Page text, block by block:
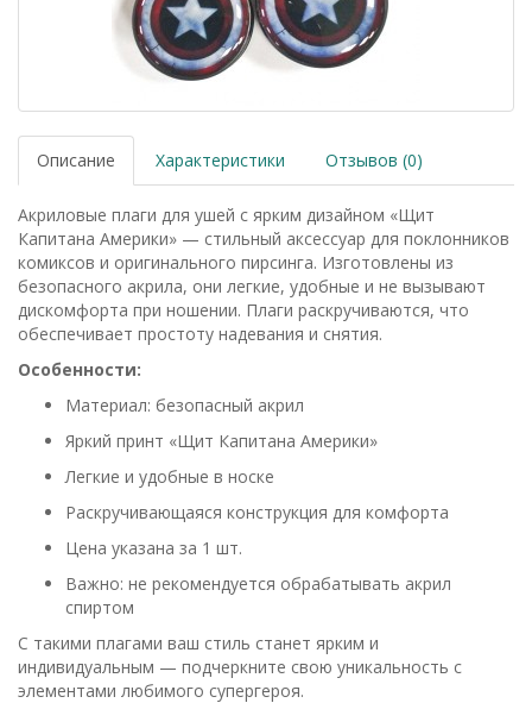
Описание Характеристики Отзывов (0)
Акриловые плаги для ушей с ярким дизайном «Щит
Капитана Америки» — стильный аксессуар для поклонников
комиксов и оригинального пирсинга. Изготовлены из
безопасного акрила, они легкие, удобные и не вызывают
дискомфорта при ношении. Плаги раскручиваются, что
обеспечивает простоту надевания и снятия.
Особенности:
Материал: безопасный акрил
Яркий принт «Щит Капитана Америки»
Легкие и удобные в носке
Раскручивающаяся конструкция для комфорта
Цена указана за 1 шт.
Важно: не рекомендуется обрабатывать акрил
спиртом
С такими плагами ваш стиль станет ярким и
индивидуальным — подчеркните свою уникальность с
элементами любимого супергероя.